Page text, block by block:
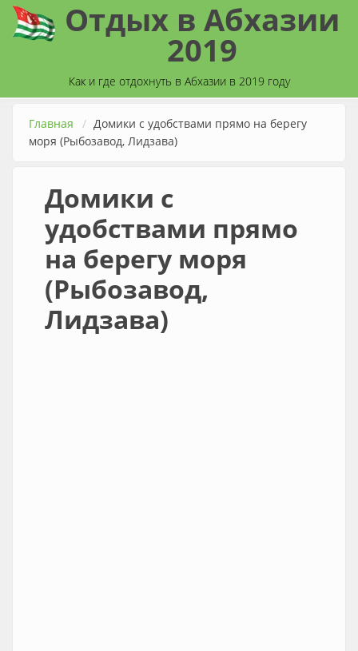
Перейти к основному содержанию
Отдых в Абхазии
2019
Как и где отдохнуть в Абхазии в 2019 году
Главная
Домики с удобствами прямо на берегу
моря (Рыбозавод, Лидзава)
Домики с
удобствами прямо
на берегу моря
(Рыбозавод,
Лидзава)